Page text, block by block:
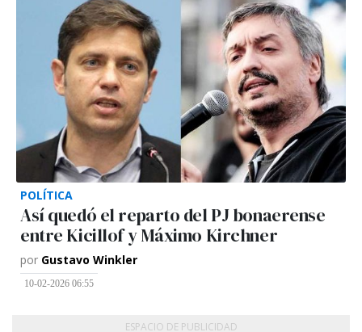
POLÍTICA
Así quedó el reparto del PJ bonaerense
entre Kicillof y Máximo Kirchner
por Gustavo Winkler
10-02-2026 06:55